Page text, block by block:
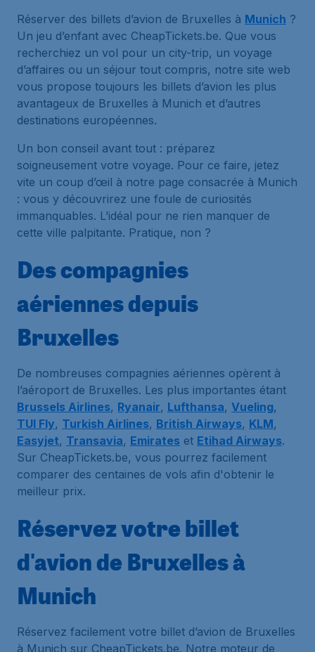
Réserver des billets d’avion de Bruxelles à Munich ?
Un jeu d’enfant avec CheapTickets.be. Que vous
recherchiez un vol pour un city-trip, un voyage
d’affaires ou un séjour tout compris, notre site web
vous propose toujours les billets d’avion les plus
avantageux de Bruxelles à Munich et d’autres
destinations européennes.
Un bon conseil avant tout : préparez
soigneusement votre voyage. Pour ce faire, jetez
vite un coup d’œil à notre page consacrée à Munich
: vous y découvrirez une foule de curiosités
immanquables. L’idéal pour ne rien manquer de
cette ville palpitante. Pratique, non ?
Des compagnies
aériennes depuis
Bruxelles
De nombreuses compagnies aériennes opèrent à
l’aéroport de Bruxelles. Les plus importantes étant
Brussels Airlines, Ryanair, Lufthansa, Vueling,
TUI Fly, Turkish Airlines, British Airways, KLM,
Easyjet, Transavia, Emirates et Etihad Airways.
Sur CheapTickets.be, vous pourrez facilement
comparer des centaines de vols afin d'obtenir le
meilleur prix.
Réservez votre billet
d'avion de Bruxelles à
Munich
Réservez facilement votre billet d’avion de Bruxelles
à Munich sur CheapTickets.be. Notre moteur de